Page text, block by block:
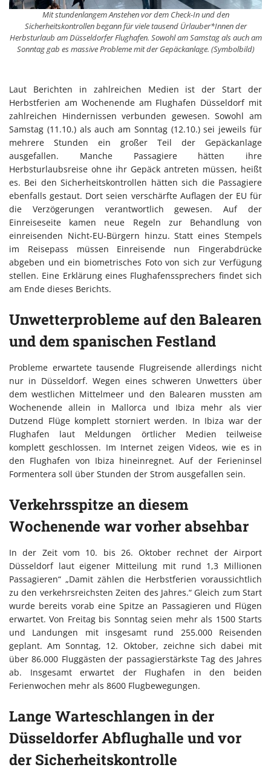
Mit stundenlangem Anstehen vor dem Check-In und den
Sicherheitskontrollen begann für viele tausend Ürlauber*Innen der
Herbsturlaub am Düsseldorfer Flughafen. Sowohl am Samstag als auch am
Sonntag gab es massive Probleme mit der Gepäckanlage. (Symbolbild)
Laut Berichten in zahlreichen Medien ist der Start der
Herbstferien am Wochenende am Flughafen Düsseldorf mit
zahlreichen Hindernissen verbunden gewesen. Sowohl am
Samstag (11.10.) als auch am Sonntag (12.10.) sei jeweils für
mehrere Stunden ein großer Teil der Gepäckanlage
ausgefallen. Manche Passagiere hätten ihre
Herbsturlaubsreise ohne ihr Gepäck antreten müssen, heißt
es. Bei den Sicherheitskontrollen hätten sich die Passagiere
ebenfalls gestaut. Dort seien verschärfte Auflagen der EU für
die Verzögerungen verantwortlich gewesen. Auf der
Einreiseseite kamen neue Regeln zur Behandlung von
einreisenden Nicht-EU-Bürgern hinzu. Statt eines Stempels
im Reisepass müssen Einreisende nun Fingerabdrücke
abgeben und ein biometrisches Foto von sich zur Verfügung
stellen. Eine Erklärung eines Flughafenssprechers findet sich
am Ende dieses Berichts.
Unwetterprobleme auf den Balearen
und dem spanischen Festland
Probleme erwartete tausende Flugreisende allerdings nicht
nur in Düsseldorf. Wegen eines schweren Unwetters über
dem westlichen Mittelmeer und den Balearen mussten am
Wochenende allein in Mallorca und Ibiza mehr als vier
Dutzend Flüge komplett storniert werden. In Ibiza war der
Flughafen laut Meldungen örtlicher Medien teilweise
komplett geschlossen. Im Internet zeigen Videos, wie es in
den Flughafen von Ibiza hineinregnet. Auf der Ferieninsel
Formentera soll über Stunden der Strom ausgefallen sein.
Verkehrsspitze an diesem
Wochenende war vorher absehbar
In der Zeit vom 10. bis 26. Oktober rechnet der Airport
Düsseldorf laut eigener Mitteilung mit rund 1,3 Millionen
Passagieren“ „Damit zählen die Herbstferien voraussichtlich
zu den verkehrsreichsten Zeiten des Jahres.“ Gleich zum Start
wurde bereits vorab eine Spitze an Passagieren und Flügen
erwartet. Von Freitag bis Sonntag seien mehr als 1500 Starts
und Landungen mit insgesamt rund 255.000 Reisenden
geplant. Am Sonntag, 12. Oktober, zeichne sich dabei mit
über 86.000 Fluggästen der passagierstärkste Tag des Jahres
ab. Insgesamt erwartet der Flughafen in den beiden
Ferienwochen mehr als 8600 Flugbewegungen.
Lange Warteschlangen in der
Düsseldorfer Abflughalle und vor
der Sicherheitskontrolle